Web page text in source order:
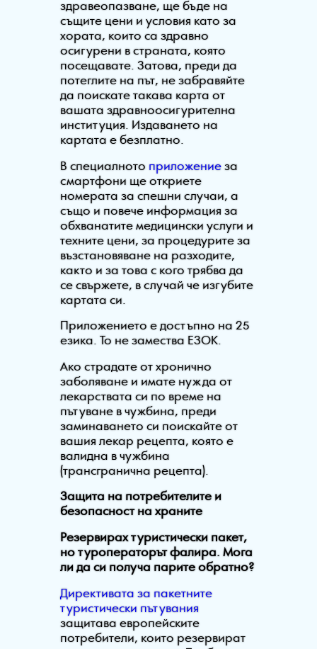
здравеопазване, ще бъде на
същите цени и условия като за
хората, които са здравно
осигурени в страната, която
посещавате. Затова, преди да
потеглите на път, не забравяйте
да поискате такава карта от
вашата здравноосигурителна
институция. Издаването на
картата е безплатно.
В специалното приложениеза
смартфони ще откриете
номерата за спешни случаи, а
също и повече информация за
обхванатите медицински услуги и
техните цени, за процедурите за
възстановяване на разходите,
както и за това с кого трябва да
се свържете, в случай че изгубите
картата си.
Приложението е достъпно на 25
езика. То не замества ЕЗОК.
Ако страдате от хронично
заболяване и имате нужда от
лекарствата си по време на
пътуване в чужбина, преди
заминаването си поискайте от
вашия лекар рецепта, която е
валидна в чужбина
(трансгранична рецепта).
Защита на потребителите и
безопасност на храните
Резервирах туристически пакет,
но туроператорът фалира. Мога
ли да си получа парите обратно?
Директивата за пакетните
туристически пътувания
защитава европейските
потребители, които резервират